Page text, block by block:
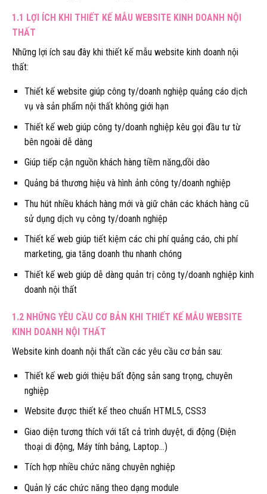
1.1 LỢI ÍCH KHI THIẾT KẾ MẪU WEBSITE KINH DOANH NỘI
THẤT
Những lợi ích sau đây khi thiết kế mẫu website kinh doanh nội
thất:
Thiết kế website giúp công ty/doanh nghiệp quảng cáo dịch
vụ và sản phẩm nội thất không giới hạn
Thiết kế web giúp công ty/doanh nghiệp kêu gọi đầu tư từ
bên ngoài dễ dàng
Giúp tiếp cận nguồn khách hàng tiềm năng,dồi dào
Quảng bá thương hiệu và hình ảnh công ty/doanh nghiệp
Thu hút nhiều khách hàng mới và giữ chân các khách hàng cũ
sử dụng dịch vụ công ty/doanh nghiệp
Thiết kế web giúp tiết kiệm các chi phí quảng cáo, chi phí
marketing, gia tăng doanh thu nhanh chóng
Thiết kế web giúp dễ dàng quản trị công ty/doanh nghiệp kinh
doanh nội thất
1.2 NHỮNG YÊU CẦU CƠ BẢN KHI THIẾT KẾ MẪU WEBSITE
KINH DOANH NỘI THẤT
Website kinh doanh nội thất cần các yêu cầu cơ bản sau:
Thiết kế web giới thiệu bất động sản sang trọng, chuyên
nghiệp
Website được thiết kế theo chuẩn HTML5, CSS3
Giao diện tương thích với tất cả trình duyệt, di động (Điện
thoại di động, Máy tính bảng, Laptop…)
Tích hợp nhiều chức năng chuyên nghiệp
Quản lý các chức năng theo dạng module